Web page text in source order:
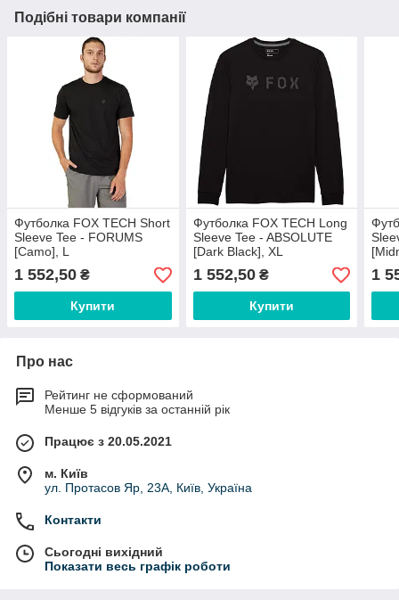
Подібні товари компанії
Футболка FOX TECH Short
Sleeve Tee - FORUMS
[Camo], L
1 552,50 ₴
Купити
Футболка FOX TECH Long
Sleeve Tee - ABSOLUTE
[Dark Black], XL
1 552,50₴
Купити
1
Про нас
Рейтинг не сформований
Менше 5 відгуків за останній рік
Працює з 20.05.2021
м. Київ
ул. Протасов Яр, 23А, Київ, Україна
Контакти
Сьогодні вихідний
Показати весь графік роботи